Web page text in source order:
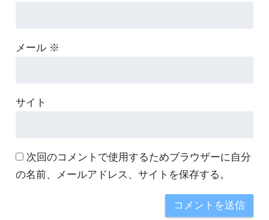
メール ※
サイト
次回のコメントで使用するためブラウザーに自分
の名前、メールアドレス、サイトを保存する。